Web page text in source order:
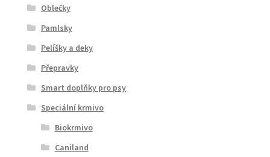
Oblečky
Pamlsky
Pelíšky a deky
Přepravky
Smart doplňky pro psy
Speciální krmivo
Biokrmivo
Caniland